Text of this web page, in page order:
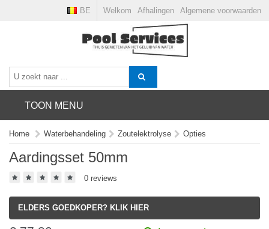
Welkom Afhalingen Algemene voorwaarden
BE
TOON MENU
Home Waterbehandeling Zoutelektrolyse Opties
Aardingsset 50mm
0 reviews
ELDERS GOEDKOPER? KLIK HIER